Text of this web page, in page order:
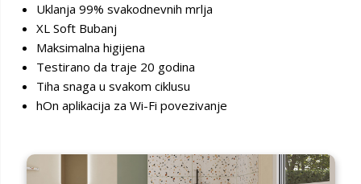
Uklanja 99% svakodnevnih mrlja
XL Soft Bubanj
Maksimalna higijena
Testirano da traje 20 godina
Tiha snaga u svakom ciklusu
hOn aplikacija za Wi-Fi povezivanje